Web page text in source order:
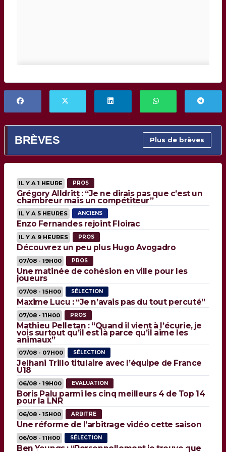
BRÈVES Plus de brèves
IL Y A 1 HEURE PROS
Grégory Alldritt : “Je ne dirais pas que c’est un
chambreur mais un compétiteur”
IL Y A 5 HEURES ANCIENS
Enzo Fernandes rejoint Floirac
IL Y A 9 HEURES PROS
Découvrez un peu plus Hugo Avogadro
07/08 - 19H00 PROS
Une matinée de cohésion en ville pour les
joueurs
07/08 - 15H00 SÉLECTION
Maxime Lucu : “Je n’avais pas du tout percuté”
07/08 - 11H00 PROS
Mathieu Pelletan : “Quand il vient à l’écurie, je
vois surtout qu’il est là parce qu’il aime les
animaux”
07/08 - 07H00 SÉLECTION
Jelhani Trillo titulaire avec l’équipe de France
U18
06/08 - 19H00 EVALUATION
Boris Palu parmi les cinq meilleurs 4 de Top 14
pour la LNR
06/08 - 15H00 ARBITRE
Une réforme de l’arbitrage vidéo cette saison
06/08 - 11H00 SÉLECTION
Ben Youngs : “Personnellement je trouve que